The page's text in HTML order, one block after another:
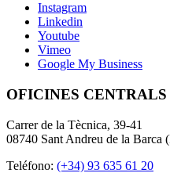
Instagram
Linkedin
Youtube
Vimeo
Google My Business
OFICINES
Carrer de la Tècnica, 39-41
08740 Sant Andreu de la Barca
Teléfono: (+34) 93 635 61 20